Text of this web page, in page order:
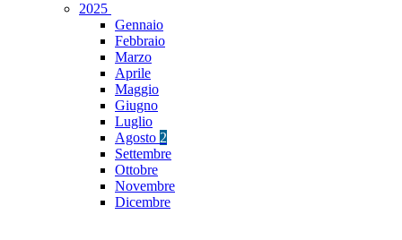
2025
Gennaio
Febbraio
Marzo
Aprile
Maggio
Giugno
Luglio
Agosto 2
Settembre
Ottobre
Novembre
Dicembre